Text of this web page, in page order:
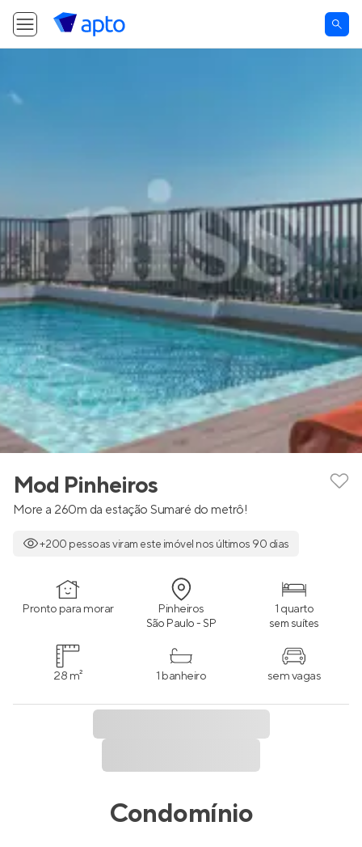
Mod Pinheiros
More a 260m da estação Sumaré do metrô!
+200 pessoas viram este imóvel nos últimos 90 dias
Pronto para morar Pinheiros
São Paulo - SP
1 quarto
sem suítes
28 m² 1 banheiro sem vagas
Condomínio